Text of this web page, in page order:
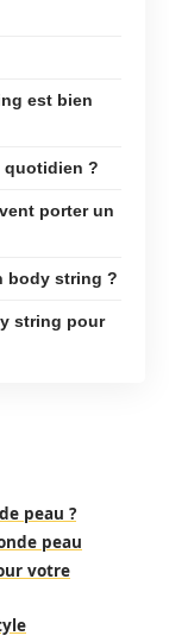
est bien
quotidien ?
porter un
body string ?
string pour
peau ?
peau
votre